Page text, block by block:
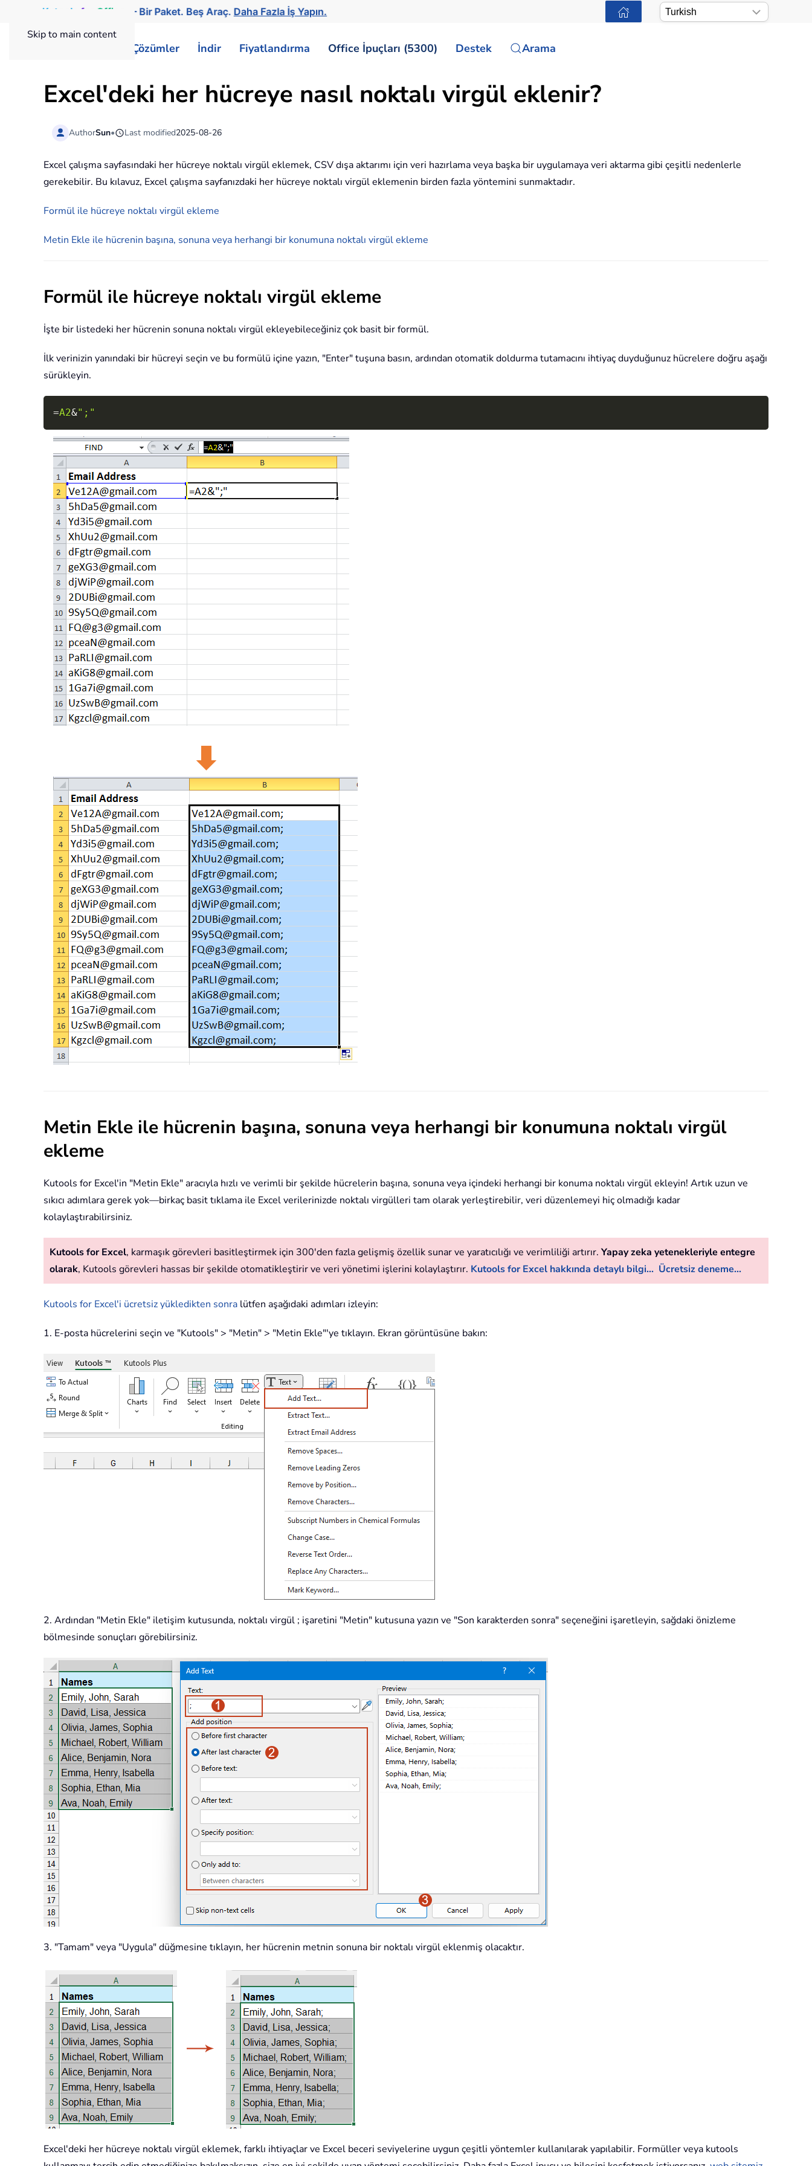
Skip to main content
Kutools for Office — Bir Paket. Beş Araç.Daha Fazla İş Yapın.
Çözümler İndir Fiyatlandırma Office İpuçları (5300) Destek Arama
Excel'deki her hücreye nasıl noktalı virgül eklenir?
AuthorSun• Last modified2025-08-26
Excel çalışma sayfasındaki her hücreye noktalı virgül eklemek, CSV dışa aktarımı için veri hazırlama veya başka bir uygulamaya veri aktarma gibi çeşitli nedenlerle
gerekebilir. Bu kılavuz, Excel çalışma sayfanızdaki her hücreye noktalı virgül eklemenin birden fazla yöntemini sunmaktadır.
Formül ile hücreye noktalı virgül ekleme
Metin Ekle ile hücrenin başına, sonuna veya herhangi bir konumuna noktalı virgül ekleme
Formül ile hücreye noktalı virgül ekleme
İşte bir listedeki her hücrenin sonuna noktalı virgül ekleyebileceğiniz çok basit bir formül.
İlk verinizin yanındaki bir hücreyi seçin ve bu formülü içine yazın, "Enter" tuşuna basın, ardından otomatik doldurma tutamacını ihtiyaç duyduğunuz hücrelere doğru aşağı
sürükleyin.
=A2&";"
Metin Ekle ile hücrenin başına, sonuna veya herhangi bir konumuna noktalı virgül
ekleme
Kutools for Excel'in "Metin Ekle" aracıyla hızlı ve verimli bir şekilde hücrelerin başına, sonuna veya içindeki herhangi bir konuma noktalı virgül ekleyin! Artık uzun ve
sıkıcı adımlara gerek yok—birkaç basit tıklama ile Excel verilerinizde noktalı virgülleri tam olarak yerleştirebilir, veri düzenlemeyi hiç olmadığı kadar
kolaylaştırabilirsiniz.
Kutools for Excel, karmaşık görevleri basitleştirmek için 300'den fazla gelişmiş özellik sunar ve yaratıcılığı ve verimliliği artırır. Yapay zeka yetenekleriyle entegre
olarak, Kutools görevleri hassas bir şekilde otomatikleştirir ve veri yönetimi işlerini kolaylaştırır. Kutools for Excel hakkında detaylı bilgi... Ücretsiz deneme...
Kutools for Excel'i ücretsiz yükledikten sonra lütfen aşağıdaki adımları izleyin:
1. E-posta hücrelerini seçin ve "Kutools" > "Metin" > "Metin Ekle"'ye tıklayın. Ekran görüntüsüne bakın:
2. Ardından "Metin Ekle" iletişim kutusunda, noktalı virgül ; işaretini "Metin" kutusuna yazın ve "Son karakterden sonra" seçeneğini işaretleyin, sağdaki önizleme
bölmesinde sonuçları görebilirsiniz.
3. "Tamam" veya "Uygula" düğmesine tıklayın, her hücrenin metnin sonuna bir noktalı virgül eklenmiş olacaktır.
Excel'deki her hücreye noktalı virgül eklemek, farklı ihtiyaçlar ve Excel beceri seviyelerine uygun çeşitli yöntemler kullanılarak yapılabilir. Formüller veya kutools